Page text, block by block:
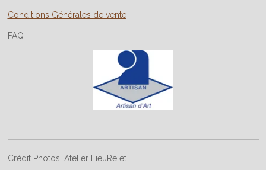
Conditions Générales de vente
FAQ
Crédit Photos: Atelier LieuRé et